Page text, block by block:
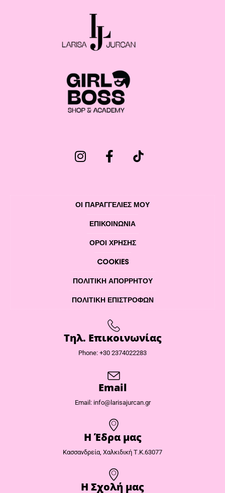
ΟΙ ΠΑΡΑΓΓΕΛΙΕΣ ΜΟΥ
ΕΠΙΚΟΙΝΩΝΊΑ
ΌΡΟΙ ΧΡΉΣΗΣ
COOKIES
ΠΟΛΙΤΙΚΉ ΑΠΟΡΡΉΤΟΥ
ΠΟΛΙΤΙΚΉ ΕΠΙΣΤΡΟΦΏΝ
Τηλ. Επικοινωνίας
Phone: +30 2374022283
Email
Email: info@larisajurcan.gr
Η Έδρα μας​
Κασσανδρεία, Χαλκιδική Τ.Κ.63077
Η Σχολή μας